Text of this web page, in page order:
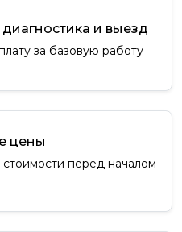
диагностика и выезд
за базовую работу
цены
стоимости перед началом